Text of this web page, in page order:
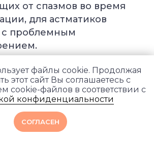
от спазмов во время
для астматиков
проблемным
пользе йоги мы писали
файлы cookie. Продолжая
этот сайт Вы соглашаетесь с
cookie-файлов в соответствии с
конфиденциальности
СОГЛАСЕН